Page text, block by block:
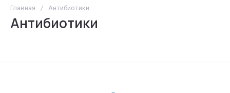
Главная / Антибиотики
Антибиотики